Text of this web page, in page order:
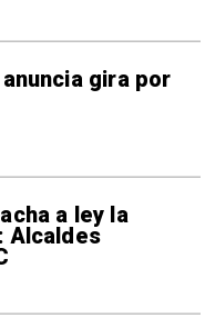
anuncia gira por
a ley la
Alcaldes